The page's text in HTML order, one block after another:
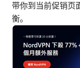
带你到当前促销页
衡。